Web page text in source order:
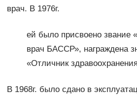
врач. В 1976г.
ей было присвоено звание
врач БАССР», награждена
«Отличник
В 1968г. было сдано в